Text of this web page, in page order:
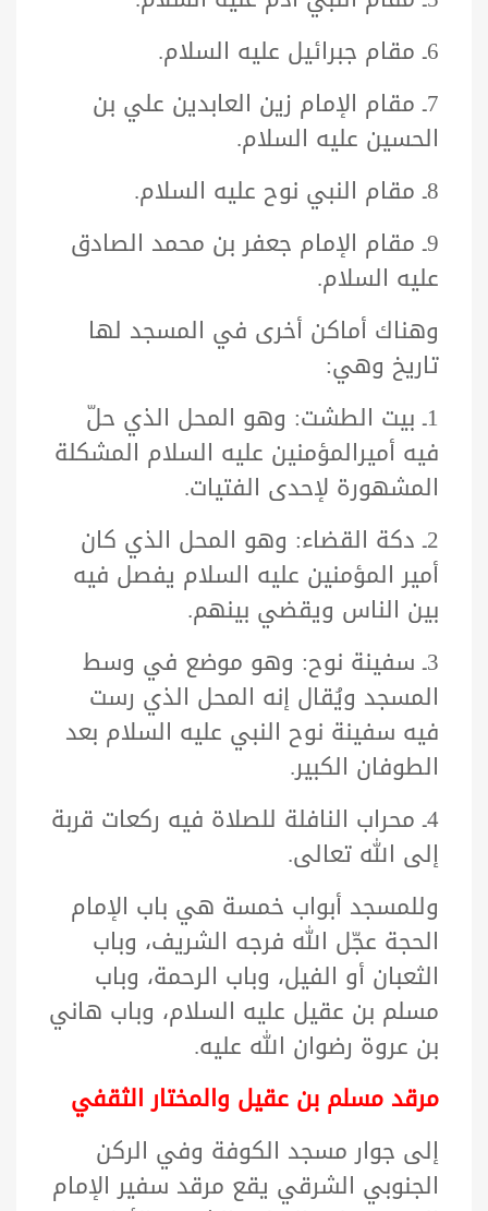
6ـ مقام جبرائيل عليه السلام.
7ـ مقام الإمام زين العابدين علي بن
الحسين عليه السلام.
8ـ مقام النبي نوح عليه السلام.
9ـ مقام الإمام جعفر بن محمد الصادق
عليه السلام.
وهناك أماكن أخرى في المسجد لها
تاريخ وهي:
1ـ بيت الطشت: وهو المحل الذي حلّ
فيه أميرالمؤمنين عليه السلام المشكلة
المشهورة لإحدى الفتيات.
2ـ دكة القضاء: وهو المحل الذي كان
أمير المؤمنين عليه السلام يفصل فيه
بين الناس ويقضي بينهم.
3ـ سفينة نوح: وهو موضع في وسط
المسجد ويُقال إنه المحل الذي رست
فيه سفينة نوح النبي عليه السلام بعد
الطوفان الكبير.
4ـ محراب النافلة للصلاة فيه ركعات قربة
إلى الله تعالى.
وللمسجد أبواب خمسة هي باب الإمام
الحجة عجّل الله فرجه الشريف، وباب
الثعبان أو الفيل، وباب الرحمة، وباب
مسلم بن عقيل عليه السلام، وباب هاني
بن عروة رضوان الله عليه.
مرقد مسلم بن عقيل والمختار الثقفي
إلى جوار مسجد الكوفة وفي الركن
الجنوبي الشرقي يقع مرقد سفير الإمام